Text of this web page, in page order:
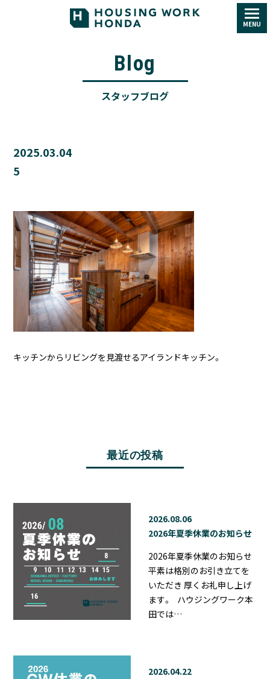
MENU
Blog
スタッフブログ
2025.03.04
5
キッチンからリビングを見渡せるアイランドキッチン。
最近の投稿
2026.08.06
2026年夏季休業のお知らせ
2026年夏季休業のお知らせ
平素は格別のお引き立てを
いただき 厚くお礼申し上げ
ます。 ハウジングワーク本
田では…
2026.04.22